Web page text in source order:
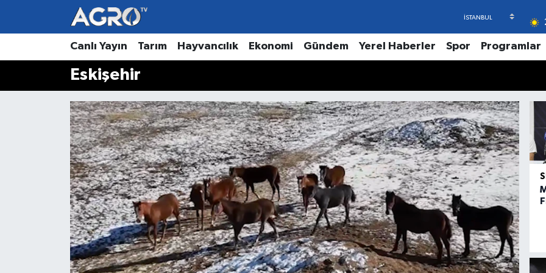
Canlı Yayın Tarım Hayvancılık Ekonomi Gündem Yerel Haberler Spor Programlar
Eskişehir
Hava Durumu
Trafik Durumu
Süper Lig Puan Durumu ve Fikstür
Tüm Manşetler
Son Dakika Haberleri
Haber Arşivi